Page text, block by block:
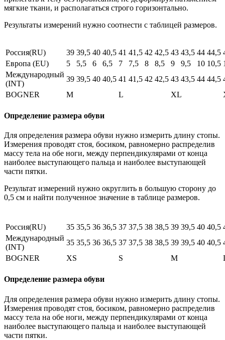
мягкие ткани, и располагаться строго горизонтально.
Результаты измерений нужно соотнести с таблицей размеров.
Россия(RU) 39 39,5 40 40,5 41 41,5 42 42,5 43 43,5 44 44,5
Европа (EU)
5 5,5 6 6,5 7 7,5 8 8,5 9 9,5 10 10,5
Международный
(INT)
39 39,5 40 40,5 41 41,5 42 42,5 43 43,5 44 44,5
BOGNER
M L XL
Определение размера обуви
Для определения размера обуви нужно измерить длину стопы.
Измерения проводят стоя, босиком, равномерно распределив
массу тела на обе ноги, между перпендикулярами от конца
наиболее выступающего пальца и наиболее выступающей
части пятки.
Результат измерений нужно округлить в большую сторону до
0,5 см и найти полученное значение в таблице размеров.
Россия(RU) 35 35,5 36 36,5 37 37,5 38 38,5 39 39,5 40 40,5
Международный
(INT)
35 35,5 36 36,5 37 37,5 38 38,5 39 39,5 40 40,5
BOGNER
XS S M
Определение размера обуви
Для определения размера обуви нужно измерить длину стопы.
Измерения проводят стоя, босиком, равномерно распределив
массу тела на обе ноги, между перпендикулярами от конца
наиболее выступающего пальца и наиболее выступающей
части пятки.